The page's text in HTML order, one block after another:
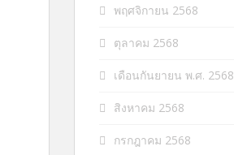
พฤศจิกายน 2568
ตุลาคม 2568
เดือนกันยายน พ.ศ. 2568
สิงหาคม 2568
กรกฎาคม 2568